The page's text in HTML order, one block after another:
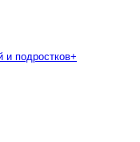
и подростков+